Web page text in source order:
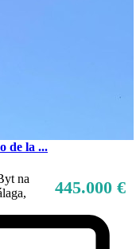
de la ...
445.000 €
na